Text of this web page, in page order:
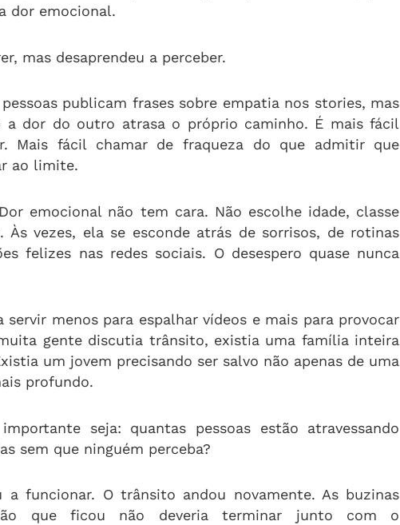
dor emocional.
mas desaprendeu a perceber.
publicam frases sobre empatia nos stories, mas
a dor do outro atrasa o próprio caminho. É mais fácil
Mais fácil chamar de fraqueza do que admitir que
ao limite.
emocional não tem cara. Não escolhe idade, classe
Às vezes, ela se esconde atrás de sorrisos, de rotinas
felizes nas redes sociais. O desespero quase nunca
servir menos para espalhar vídeos e mais para provocar
gente discutia trânsito, existia uma família inteira
um jovem precisando ser salvo não apenas de uma
profundo.
seja: quantas pessoas estão atravessando
sem que ninguém perceba?
a funcionar. O trânsito andou novamente. As buzinas
que ficou não deveria terminar junto com o